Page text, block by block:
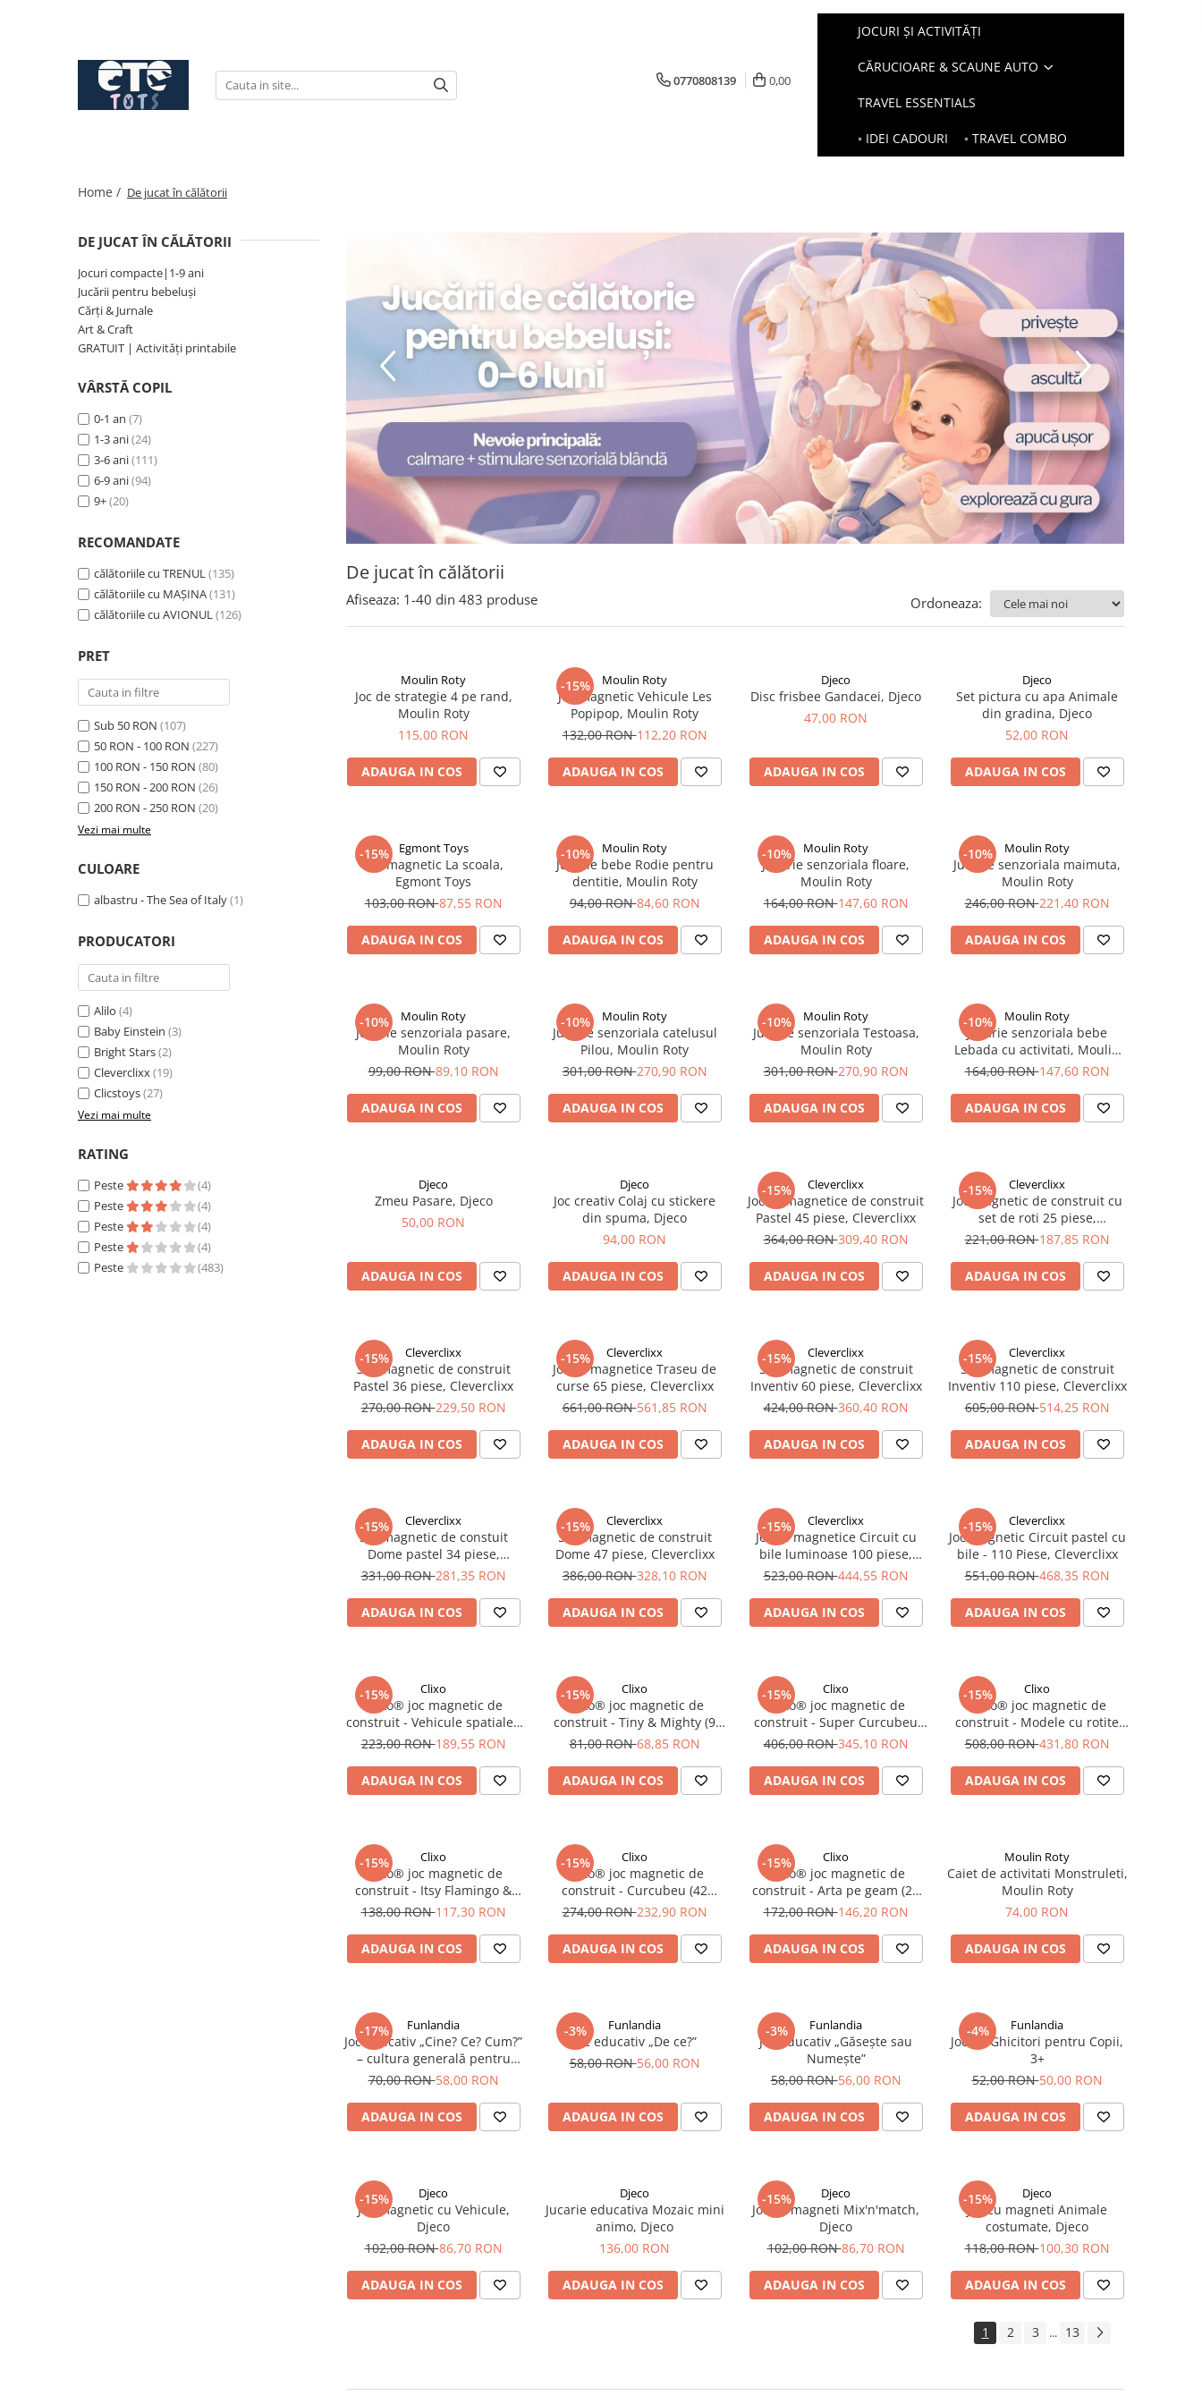
CĂRUCIOARE & SCAUNE AUTO
cărucioare YOYO
accesorii scaun auto
0770808139 0,00
JOCURI ȘI ACTIVITĂȚI
CĂRUCIOARE & SCAUNE AUTO
TRAVEL ESSENTIALS
◦ IDEI CADOURI ◦ TRAVEL COMBO
Home / De jucat în călătorii
De jucat în călătorii
DE JUCAT ÎN CĂLĂTORII
Jocuri compacte|1-9 ani
Jucării pentru bebeluși
Cărți & Jurnale
Art & Craft
GRATUIT | Activități printabile
VÂRSTĂ COPIL
0-1 an (7)
1-3 ani(24)
3-6 ani(111)
6-9 ani(94)
9+(20)
RECOMANDATE
călătoriile cu TRENUL(135)
călătoriile cu MAȘINA(131)
călătoriile cu AVIONUL(126)
PRET
Sub 50 RON (107)
50 RON - 100 RON (227)
100 RON - 150 RON (80)
150 RON - 200 RON (26)
200 RON - 250 RON (20)
Vezi mai multe
CULOARE
albastru - The Sea of Italy(1)
PRODUCATORI
Alilo (4)
Baby Einstein (3)
Bright Stars(2)
Cleverclixx(19)
Clicstoys(27)
Vezi mai multe
RATING
Peste
(4)
Peste
(4)
Peste
(4)
Peste
(4)
Peste
(483)
Afiseaza: 1-40 din 483 produse Ordoneaza:
Moulin Roty
Joc de strategie 4 pe rand,
Moulin Roty
115,00 RON
ADAUGA IN COS
-15% Moulin Roty
Joc magnetic Vehicule Les
Popipop, Moulin Roty
132,00 RON112,20 RON
ADAUGA IN COS
Djeco
Disc frisbee Gandacei, Djeco
47,00 RON
ADAUGA IN COS
Djeco
Set pictura cu apa Animale
din gradina, Djeco
52,00 RON
ADAUGA IN COS
-15% Egmont Toys
Set magnetic La scoala,
Egmont Toys
103,00 RON87,55 RON
ADAUGA IN COS
-10% Moulin Roty
Jucarie bebe Rodie pentru
dentitie, Moulin Roty
94,00 RON84,60 RON
ADAUGA IN COS
-10% Moulin Roty
Jucarie senzoriala floare,
Moulin Roty
164,00 RON147,60 RON
ADAUGA IN COS
-10% Moulin Roty
Jucarie senzoriala maimuta,
Moulin Roty
246,00 RON221,40 RON
ADAUGA IN COS
-10% Moulin Roty
Jucarie senzoriala pasare,
Moulin Roty
99,00 RON89,10 RON
ADAUGA IN COS
-10% Moulin Roty
Jucarie senzoriala catelusul
Pilou, Moulin Roty
301,00 RON270,90 RON
ADAUGA IN COS
-10% Moulin Roty
Jucarie senzoriala Testoasa,
Moulin Roty
301,00 RON270,90 RON
ADAUGA IN COS
-10% Moulin Roty
Jucarie senzoriala bebe
Lebada cu activitati, Moulin
Roty
164,00 RON147,60 RON
ADAUGA IN COS
Djeco
Zmeu Pasare, Djeco
50,00 RON
ADAUGA IN COS
Djeco
Joc creativ Colaj cu stickere
din spuma, Djeco
94,00 RON
ADAUGA IN COS
-15% Cleverclixx
Jocuri magnetice de construit
Pastel 45 piese, Cleverclixx
364,00 RON309,40 RON
ADAUGA IN COS
-15% Cleverclixx
Joc magnetic de construit cu
set de roti 25 piese,
Cleverclixx
221,00 RON187,85 RON
ADAUGA IN COS
-15% Cleverclixx
Set magnetic de construit
Pastel 36 piese, Cleverclixx
270,00 RON229,50 RON
ADAUGA IN COS
-15% Cleverclixx
Jocuri magnetice Traseu de
curse 65 piese, Cleverclixx
661,00 RON561,85 RON
ADAUGA IN COS
-15% Cleverclixx
Set magnetic de construit
Inventiv 60 piese, Cleverclixx
424,00 RON360,40 RON
ADAUGA IN COS
-15% Cleverclixx
Set magnetic de construit
Inventiv 110 piese, Cleverclixx
605,00 RON514,25 RON
ADAUGA IN COS
-15% Cleverclixx
Set magnetic de constuit
Dome pastel 34 piese,
Cleverclixx
331,00 RON281,35 RON
ADAUGA IN COS
-15% Cleverclixx
Set magnetic de construit
Dome 47 piese, Cleverclixx
386,00 RON328,10 RON
ADAUGA IN COS
-15% Cleverclixx
Jocuri magnetice Circuit cu
bile luminoase 100 piese,
Cleverclixx
523,00 RON444,55 RON
ADAUGA IN COS
-15% Cleverclixx
Joc magnetic Circuit pastel cu
bile - 110 Piese, Cleverclixx
551,00 RON468,35 RON
ADAUGA IN COS
-15% Clixo
Clixo® joc magnetic de
construit - Vehicule spatiale (
30 piese)
223,00 RON189,55 RON
ADAUGA IN COS
-15% Clixo
Clixo® joc magnetic de
construit - Tiny & Mighty (9
piese)
81,00 RON68,85 RON
ADAUGA IN COS
-15% Clixo
Clixo® joc magnetic de
construit - Super Curcubeu
(60 piese)
406,00 RON345,10 RON
ADAUGA IN COS
-15% Clixo
Clixo® joc magnetic de
construit - Modele cu rotite
(72 piese)
508,00 RON431,80 RON
ADAUGA IN COS
-15% Clixo
Clixo® joc magnetic de
construit - Itsy Flamingo &
Turcoaz (18 piese)
138,00 RON117,30 RON
ADAUGA IN COS
-15% Clixo
Clixo® joc magnetic de
construit - Curcubeu (42
piese)
274,00 RON232,90 RON
ADAUGA IN COS
-15% Clixo
Clixo® joc magnetic de
construit - Arta pe geam (24
piese)
172,00 RON146,20 RON
ADAUGA IN COS
Moulin Roty
Caiet de activitati Monstruleti,
Moulin Roty
74,00 RON
ADAUGA IN COS
-17% Funlandia
Joc educativ „Cine? Ce? Cum?”
– cultura generală pentru
copii
70,00 RON58,00 RON
ADAUGA IN COS
-3% Funlandia
Joc educativ „De ce?”
58,00 RON56,00 RON
ADAUGA IN COS
-3% Funlandia
Joc educativ „Găsește sau
Numește”
58,00 RON56,00 RON
ADAUGA IN COS
-4% Funlandia
Joc de Ghicitori pentru Copii,
3+
52,00 RON50,00 RON
ADAUGA IN COS
-15% Djeco
Joc magnetic cu Vehicule,
Djeco
102,00 RON86,70 RON
ADAUGA IN COS
Djeco
Jucarie educativa Mozaic mini
animo, Djeco
136,00 RON
ADAUGA IN COS
-15% Djeco
Joc cu magneti Mix'n'match,
Djeco
102,00 RON86,70 RON
ADAUGA IN COS
-15% Djeco
Joc cu magneti Animale
costumate, Djeco
118,00 RON100,30 RON
ADAUGA IN COS
1 2 3 ... 13